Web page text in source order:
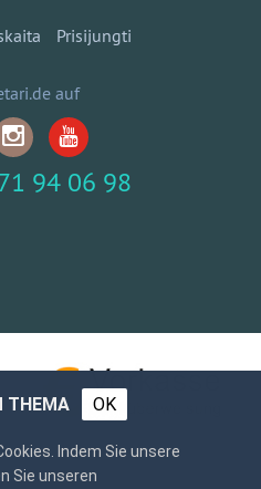
Prisijungti
auf
94 06 98
THEMA OK
Indem Sie unsere
Sie unseren